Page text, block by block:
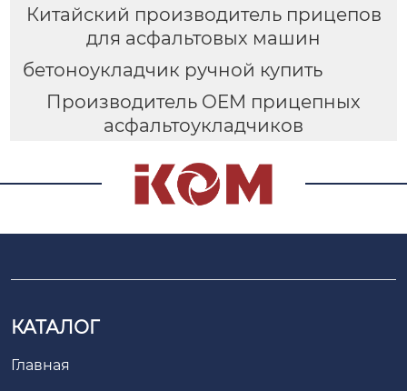
Китайский производитель прицепов
для асфальтовых машин
бетоноукладчик ручной купить
Производитель OEM прицепных
асфальтоукладчиков
КАТАЛОГ
Главная